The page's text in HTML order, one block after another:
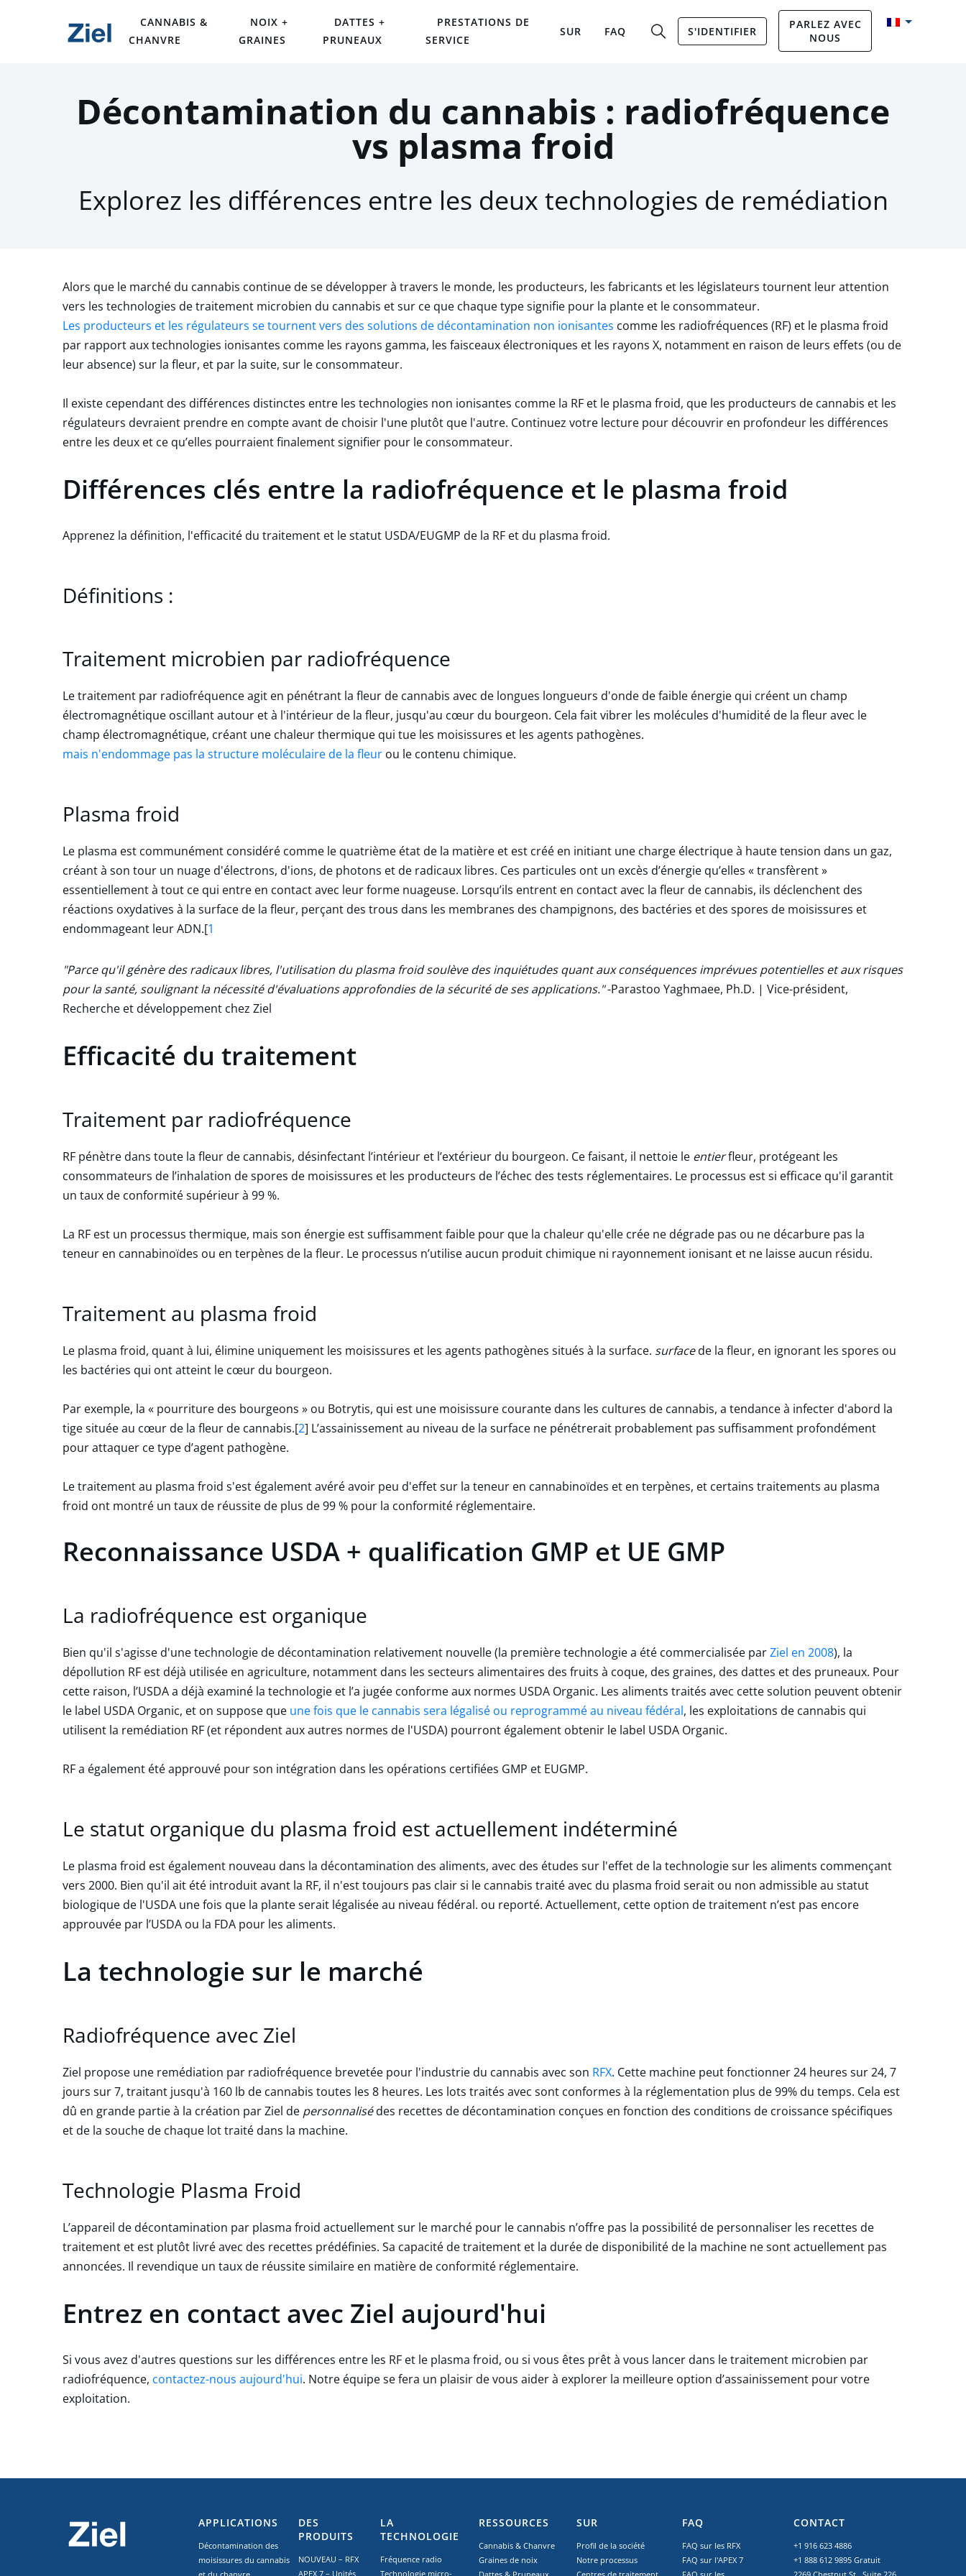
CANNABIS &
CHANVRE
NOIX +
GRAINES
DATTES +
PRUNEAUX
PRESTATIONS DE
SERVICE
SUR FAQ S'IDENTIFIER
PARLEZ AVEC
NOUS
Décontamination du cannabis : radiofréquence
vs plasma froid
Explorez les différences entre les deux technologies de remédiation
Alors que le marché du cannabis continue de se développer à travers le monde, les producteurs, les fabricants et les législateurs tournent leur attention
vers les technologies de traitement microbien du cannabis et sur ce que chaque type signifie pour la plante et le consommateur.
Les producteurs et les régulateurs se tournent vers des solutions de décontamination non ionisantes comme les radiofréquences (RF) et le plasma froid
par rapport aux technologies ionisantes comme les rayons gamma, les faisceaux électroniques et les rayons X, notamment en raison de leurs effets (ou de
leur absence) sur la fleur, et par la suite, sur le consommateur.
Il existe cependant des différences distinctes entre les technologies non ionisantes comme la RF et le plasma froid, que les producteurs de cannabis et les
régulateurs devraient prendre en compte avant de choisir l'une plutôt que l'autre. Continuez votre lecture pour découvrir en profondeur les différences
entre les deux et ce qu’elles pourraient finalement signifier pour le consommateur.
Différences clés entre la radiofréquence et le plasma froid
Apprenez la définition, l'efficacité du traitement et le statut USDA/EUGMP de la RF et du plasma froid.
Définitions :
Traitement microbien par radiofréquence
Le traitement par radiofréquence agit en pénétrant la fleur de cannabis avec de longues longueurs d'onde de faible énergie qui créent un champ
électromagnétique oscillant autour et à l'intérieur de la fleur, jusqu'au cœur du bourgeon. Cela fait vibrer les molécules d'humidité de la fleur avec le
champ électromagnétique, créant une chaleur thermique qui tue les moisissures et les agents pathogènes.
mais n'endommage pas la structure moléculaire de la fleur ou le contenu chimique.
Plasma froid
Le plasma est communément considéré comme le quatrième état de la matière et est créé en initiant une charge électrique à haute tension dans un gaz,
créant à son tour un nuage d'électrons, d'ions, de photons et de radicaux libres. Ces particules ont un excès d’énergie qu’elles « transfèrent »
essentiellement à tout ce qui entre en contact avec leur forme nuageuse. Lorsqu’ils entrent en contact avec la fleur de cannabis, ils déclenchent des
réactions oxydatives à la surface de la fleur, perçant des trous dans les membranes des champignons, des bactéries et des spores de moisissures et
endommageant leur ADN.[1
"Parce qu'il génère des radicaux libres, l'utilisation du plasma froid soulève des inquiétudes quant aux conséquences imprévues potentielles et aux risques
pour la santé, soulignant la nécessité d'évaluations approfondies de la sécurité de ses applications."-Parastoo Yaghmaee, Ph.D. | Vice-président,
Recherche et développement chez Ziel
Efficacité du traitement
Traitement par radiofréquence
RF pénètre dans toute la fleur de cannabis, désinfectant l’intérieur et l’extérieur du bourgeon. Ce faisant, il nettoie le entierfleur, protégeant les
consommateurs de l’inhalation de spores de moisissures et les producteurs de l’échec des tests réglementaires. Le processus est si efficace qu'il garantit
un taux de conformité supérieur à 99 %.
La RF est un processus thermique, mais son énergie est suffisamment faible pour que la chaleur qu'elle crée ne dégrade pas ou ne décarbure pas la
teneur en cannabinoïdes ou en terpènes de la fleur. Le processus n’utilise aucun produit chimique ni rayonnement ionisant et ne laisse aucun résidu.
Traitement au plasma froid
Le plasma froid, quant à lui, élimine uniquement les moisissures et les agents pathogènes situés à la surface. surfacede la fleur, en ignorant les spores ou
les bactéries qui ont atteint le cœur du bourgeon.
Par exemple, la « pourriture des bourgeons » ou Botrytis, qui est une moisissure courante dans les cultures de cannabis, a tendance à infecter d'abord la
tige située au cœur de la fleur de cannabis.[2] L’assainissement au niveau de la surface ne pénétrerait probablement pas suffisamment profondément
pour attaquer ce type d’agent pathogène.
Le traitement au plasma froid s'est également avéré avoir peu d'effet sur la teneur en cannabinoïdes et en terpènes, et certains traitements au plasma
froid ont montré un taux de réussite de plus de 99 % pour la conformité réglementaire.
Reconnaissance USDA + qualification GMP et UE GMP
La radiofréquence est organique
Bien qu'il s'agisse d'une technologie de décontamination relativement nouvelle (la première technologie a été commercialisée parZiel en 2008), la
dépollution RF est déjà utilisée en agriculture, notamment dans les secteurs alimentaires des fruits à coque, des graines, des dattes et des pruneaux. Pour
cette raison, l’USDA a déjà examiné la technologie et l’a jugée conforme aux normes USDA Organic. Les aliments traités avec cette solution peuvent obtenir
le label USDA Organic, et on suppose que une fois que le cannabis sera légalisé ou reprogrammé au niveau fédéral, les exploitations de cannabis qui
utilisent la remédiation RF (et répondent aux autres normes de l'USDA) pourront également obtenir le label USDA Organic.
RF a également été approuvé pour son intégration dans les opérations certifiées GMP et EUGMP.
Le statut organique du plasma froid est actuellement indéterminé
Le plasma froid est également nouveau dans la décontamination des aliments, avec des études sur l'effet de la technologie sur les aliments commençant
vers 2000. Bien qu'il ait été introduit avant la RF, il n'est toujours pas clair si le cannabis traité avec du plasma froid serait ou non admissible au statut
biologique de l'USDA une fois que la plante serait légalisée au niveau fédéral. ou reporté. Actuellement, cette option de traitement n’est pas encore
approuvée par l’USDA ou la FDA pour les aliments.
La technologie sur le marché
Radiofréquence avec Ziel
Ziel propose une remédiation par radiofréquence brevetée pour l'industrie du cannabis avec son RFX. Cette machine peut fonctionner 24 heures sur 24, 7
jours sur 7, traitant jusqu'à 160 lb de cannabis toutes les 8 heures. Les lots traités avec sont conformes à la réglementation plus de 99% du temps. Cela est
dû en grande partie à la création par Ziel de personnalisédes recettes de décontamination conçues en fonction des conditions de croissance spécifiques
et de la souche de chaque lot traité dans la machine.
Technologie Plasma Froid
L’appareil de décontamination par plasma froid actuellement sur le marché pour le cannabis n’offre pas la possibilité de personnaliser les recettes de
traitement et est plutôt livré avec des recettes prédéfinies. Sa capacité de traitement et la durée de disponibilité de la machine ne sont actuellement pas
annoncées. Il revendique un taux de réussite similaire en matière de conformité réglementaire.
Entrez en contact avec Ziel aujourd'hui
Si vous avez d'autres questions sur les différences entre les RF et le plasma froid, ou si vous êtes prêt à vous lancer dans le traitement microbien par
radiofréquence, contactez-nous aujourd'hui. Notre équipe se fera un plaisir de vous aider à explorer la meilleure option d’assainissement pour votre
exploitation.
APPLICATIONS
Décontamination des
moisissures du cannabis
DES
PRODUITS
NOUVEAU – RFX
APEX 7 – Unités
LA
TECHNOLOGIE
Fréquence radio
Technologie micro-
RESSOURCES
Cannabis & Chanvre
Graines de noix
SUR
Profil de la société
Notre processus
FAQ
FAQ sur les RFX
FAQ sur l'APEX 7
CONTACT
+1 916 623 4886
+1 888 612 9895Gratuit